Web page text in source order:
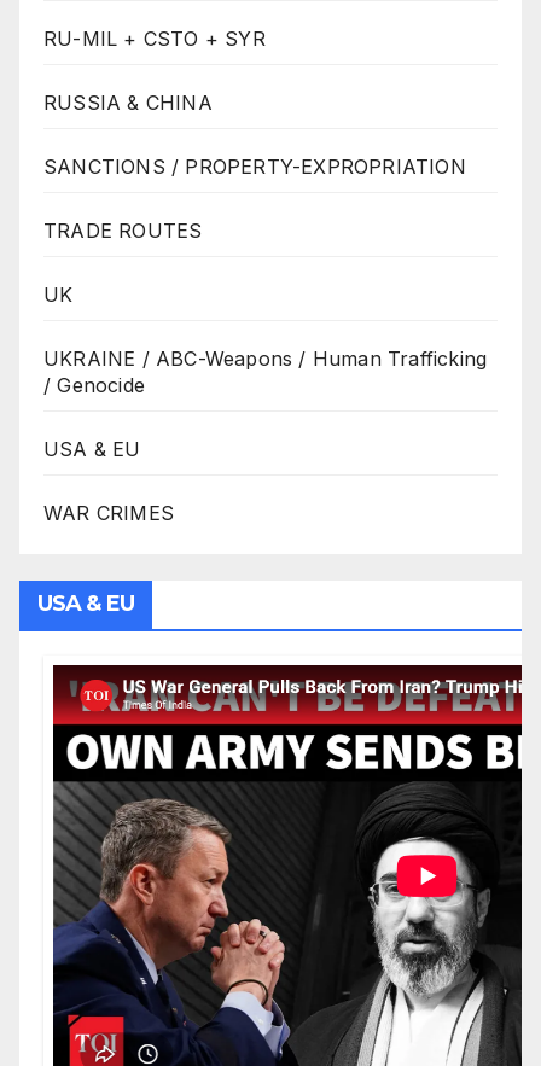
RU-MIL + CSTO + SYR
RUSSIA & CHINA
SANCTIONS / PROPERTY-EXPROPRIATION
TRADE ROUTES
UK
UKRAINE / ABC-Weapons / Human Trafficking
/ Genocide
USA & EU
WAR CRIMES
USA & EU